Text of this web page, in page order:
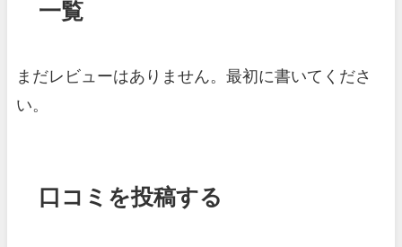
一覧
まだレビューはありません。最初に書いてくださ
い。
口コミを投稿する